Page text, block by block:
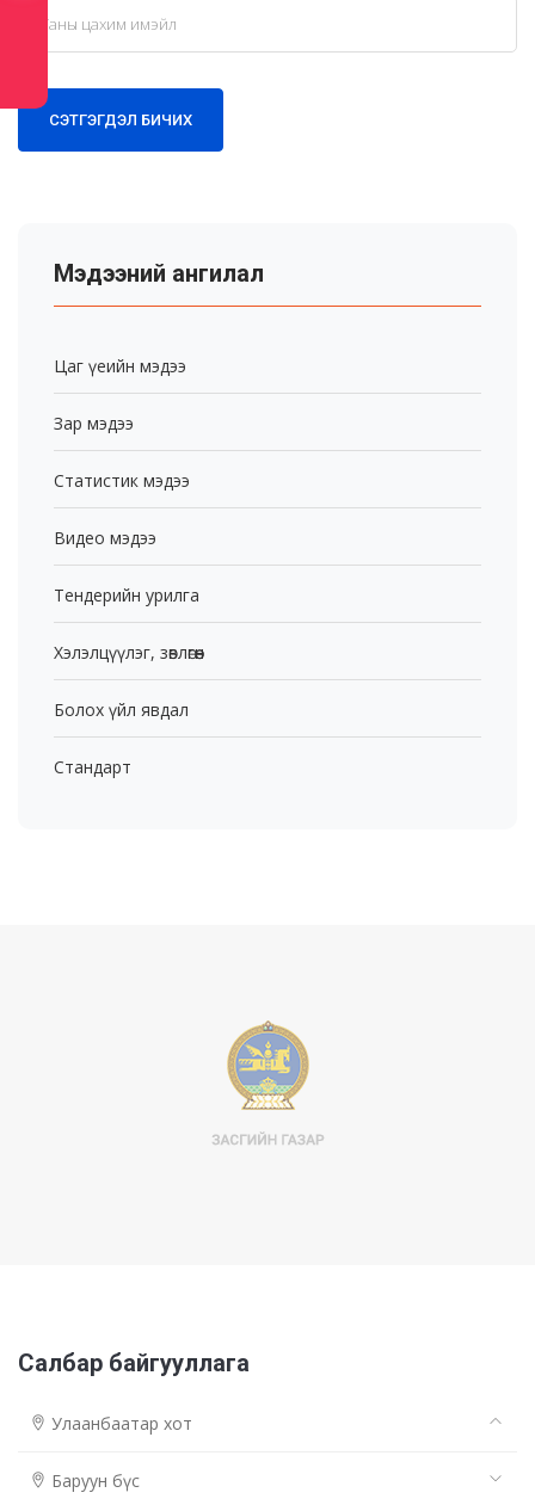
СЭТГЭГДЭЛ БИЧИХ
Мэдээний ангилал
Цаг үеийн мэдээ
Зар мэдээ
Статистик мэдээ
Видео мэдээ
Тендерийн урилга
Хэлэлцүүлэг, зөвлөгөөн
Болох үйл явдал
Стандарт
Салбар байгууллага
Улаанбаатар хот
Баруун бүс